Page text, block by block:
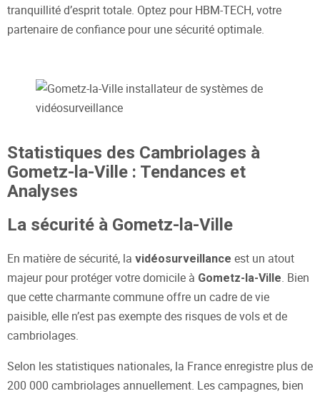
tranquillité d’esprit totale. Optez pour HBM-TECH, votre
partenaire de confiance pour une sécurité optimale.
Statistiques des Cambriolages à
Gometz-la-Ville : Tendances et
Analyses
La sécurité à Gometz-la-Ville
En matière de sécurité, la vidéosurveillance est un atout
majeur pour protéger votre domicile à Gometz-la-Ville. Bien
que cette charmante commune offre un cadre de vie
paisible, elle n’est pas exempte des risques de vols et de
cambriolages.
Selon les statistiques nationales, la France enregistre plus de
200 000 cambriolages annuellement. Les campagnes, bien